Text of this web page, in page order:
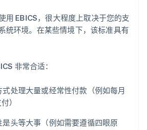
用 EBICS，很大程度上取决于您的支
统环境。在某些情境下，该标准具有
非常合适：
处理大量或经常性付款（例如每月
）
是头等大事（例如需要遵循四眼原